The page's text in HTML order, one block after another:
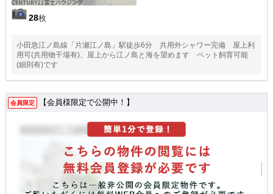
28枚
小田急江ノ島線「片瀬江ノ島」駅徒歩6分 共用外シャワー完備 屋上利
用可(共用物干場有)、屋上から江ノ島と海を望めます ペット飼育可能
(細則有)です
会員限定 【会員様限定で公開中！】